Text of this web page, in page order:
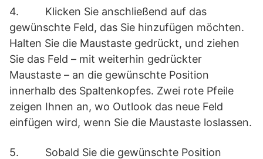
4. Klicken Sie anschließend auf das
gewünschte Feld, das Sie hinzufügen möchten.
Halten Sie die Maustaste gedrückt, und ziehen
Sie das Feld – mit weiterhin gedrückter
Maustaste – an die gewünschte Position
innerhalb des Spaltenkopfes. Zwei rote Pfeile
zeigen Ihnen an, wo Outlook das neue Feld
einfügen wird, wenn Sie die Maustaste loslassen.
5. Sobald Sie die gewünschte Position